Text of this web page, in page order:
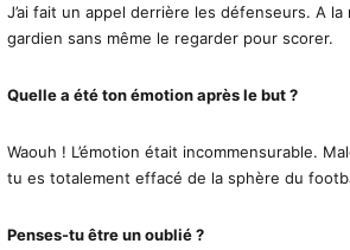
J’ai fait un appel derrière les défenseurs. A
gardien sans même le regarder pour scorer.
Quelle a été ton émotion après le but ?
Waouh ! L’émotion était incommensurable.
tu es totalement effacé de la sphère du
Penses-tu être un oublié ?